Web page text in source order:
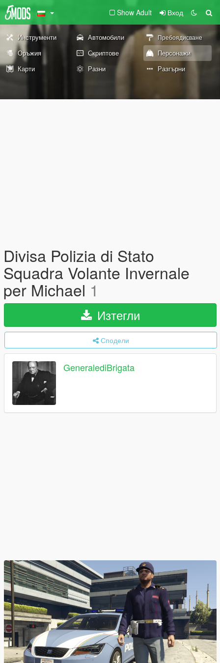
Show Adult Вход
Инструменти Автомобили Пребоядисване
Оръжия Скриптове
Персонажи
Карти
Разни Разгърни
Divisa Polizia di Stato
Squadra Volante Invernale
per Michael 1
Изтегли
Сподели
GeneralediBrigata